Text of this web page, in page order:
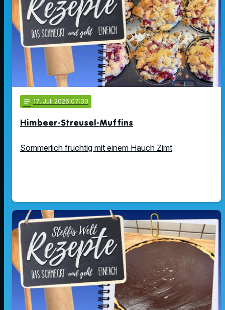
notes 17. Juli 2026 07:30
Himbeer-Streusel-Muffins
Sommerlich fruchtig mit einem Hauch Zimt